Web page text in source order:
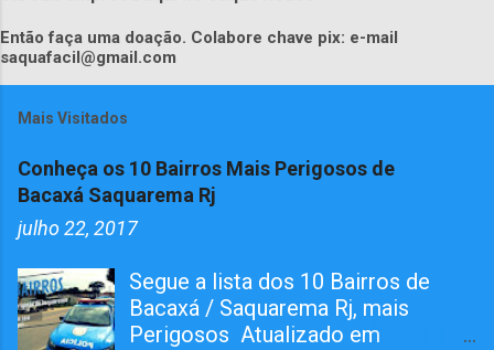
Então faça uma doação. Colabore chave pix: e-mail
saquafacil@gmail.com
Mais Visitados
Conheça os 10 Bairros Mais Perigosos de
Bacaxá Saquarema Rj
julho 22, 2017
Segue a lista dos 10 Bairros de
Bacaxá / Saquarema Rj, mais
Perigosos Atualizado em